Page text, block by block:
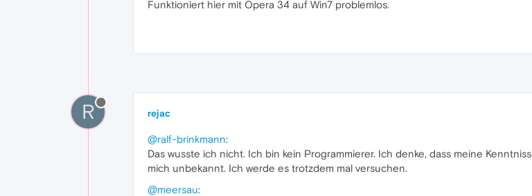
Funktioniert hier mit Opera 34 auf Win7 problemlos.
R rejac
@ralf-brinkmann:
Das wusste ich nicht. Ich bin kein Programmierer. Ich denke, dass meine
mich unbekannt. Ich werde es trotzdem mal versuchen.
@meersau: